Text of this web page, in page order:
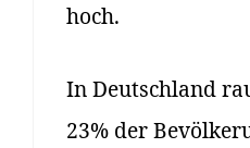
hoch.
In Deutschland
23% der